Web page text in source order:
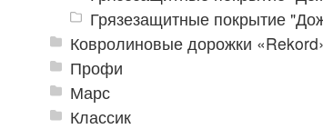
Грязезащитные покрытие
Ковролиновые дорожки
Профи
Марс
Классик